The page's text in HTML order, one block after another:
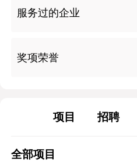
服务过的企业
奖项荣誉
项目 招聘
全部项目